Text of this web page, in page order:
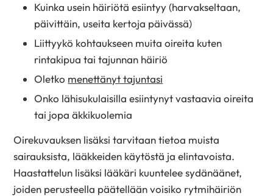
Kuinka usein häiriötä esiintyy (harvakseltaan,
päivittäin, useita kertoja päivässä)
Liittyykö kohtaukseen muita oireita kuten
rintakipua tai tajunnan häiriö
Oletko menettänyt tajuntasi
Onko lähisukulaisilla esiintynyt vastaavia oireita
tai jopa äkkikuolemia
Oirekuvauksen lisäksi tarvitaan tietoa muista
sairauksista, lääkkeiden käytöstä ja elintavoista.
Haastattelun lisäksi lääkäri kuuntelee sydänäänet,
joiden perusteella päätellään voisiko rytmihäiriön